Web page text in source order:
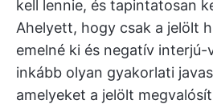
kell lennie, és tapintatosan
Ahelyett, hogy csak a jelölt
emelné ki és negatív interjú-
inkább olyan gyakorlati
amelyeket a jelölt